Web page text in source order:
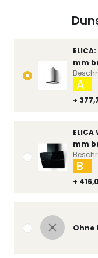
mm
+
A
mm
+
B
Ohne